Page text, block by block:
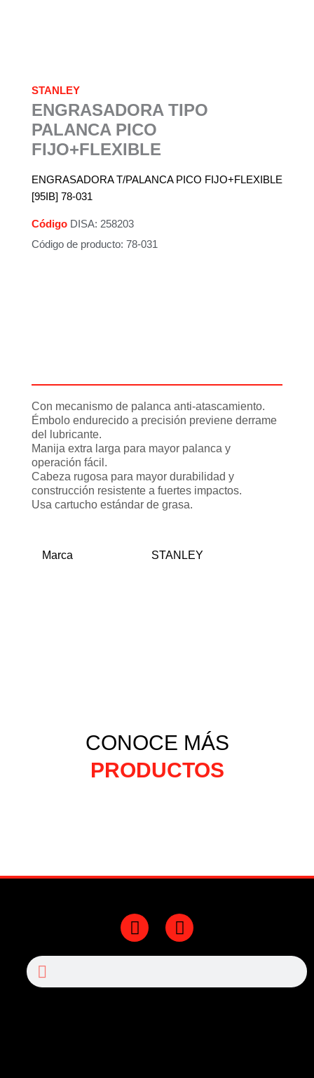
STANLEY
ENGRASADORA TIPO
PALANCA PICO
FIJO+FLEXIBLE
ENGRASADORA T/PALANCA PICO FIJO+FLEXIBLE
[95IB] 78-031
Código DISA: 258203
Código de producto: 78-031
Con mecanismo de palanca anti-atascamiento.
Émbolo endurecido a precisión previene derrame
del lubricante.
Manija extra larga para mayor palanca y
operación fácil.
Cabeza rugosa para mayor durabilidad y
construcción resistente a fuertes impactos.
Usa cartucho estándar de grasa.
Marca STANLEY
CONOCE MÁS
PRODUCTOS
F
a
c
b
Y
o
u
u
Search